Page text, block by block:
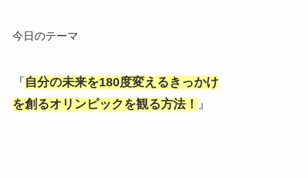
今日のテーマ
『 自分の未来を180度変えるきっかけ
を創るオリンピックを観る方法！ 』